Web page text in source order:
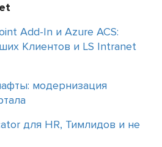
Add-In и Azure ACS:
Клиентов и LS Intranet
модернизация
для HR, Тимлидов и не